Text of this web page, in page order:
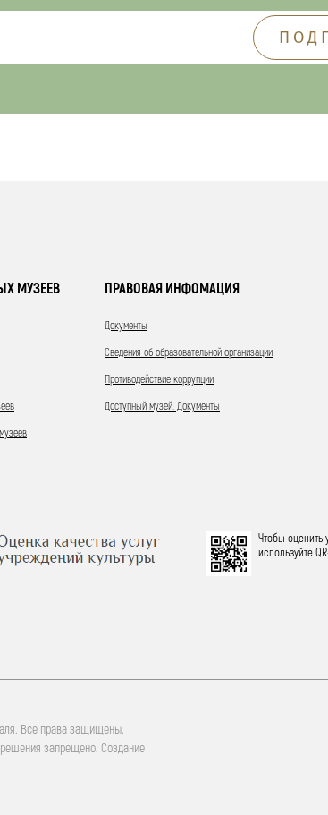
МУЗЕЕВ ПРАВОВАЯ ИНФОМАЦИЯ
Документы
Сведения об образовательной организации
Противодействие коррупции
Доступный музей. Документы
Чтобы оценить
используйте
Все права защищены.
запрещено. Создание